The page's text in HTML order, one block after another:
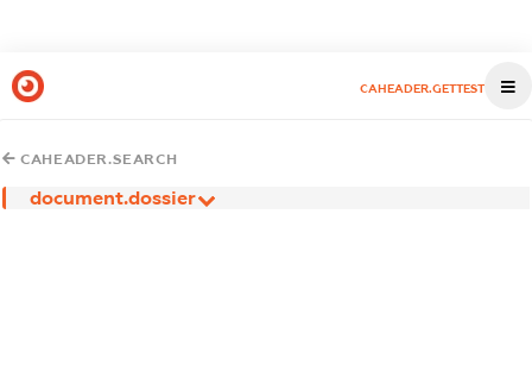
CAHEADER.GETTEST
CAHEADER.SEARCH
document.dossier